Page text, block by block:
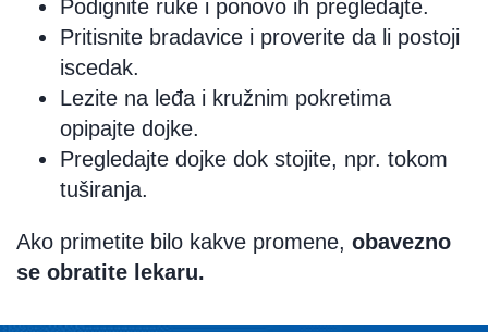
Podignite ruke i ponovo ih pregledajte.
Pritisnite bradavice i proverite da li postoji
iscedak.
Lezite na leđa i kružnim pokretima
opipajte dojke.
Pregledajte dojke dok stojite, npr. tokom
tuširanja.
Ako primetite bilo kakve promene, obavezno
se obratite lekaru.